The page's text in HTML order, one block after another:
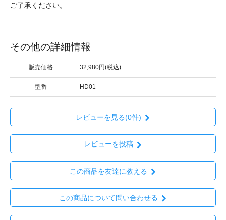
ご了承ください。
その他の詳細情報
販売価格 32,980円(税込)
型番 HD01
レビューを見る(0件)
レビューを投稿
この商品を友達に教える
この商品について問い合わせる